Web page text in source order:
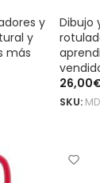
y
y
más
Dibujo
26,00
SKU: